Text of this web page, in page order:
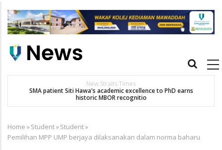
main
Main
New Straits Times
SMA patient Siti Hawa's academic excellence to PhD earns
historic MBOR recognitio
Breadcrumb
Home »Student»Student»
Pemilihan MPP UMP berjaya dilaksanakan dalam norma baharu